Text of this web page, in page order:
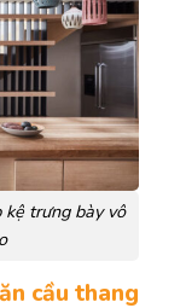
trưng bày vô
cầu thang